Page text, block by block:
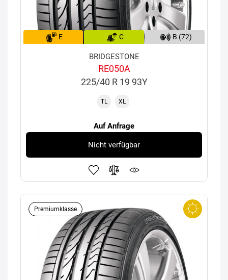
E C B (72)
BRIDGESTONE
RE050A
225/40 R 19 93Y
TL XL
Auf Anfrage
Nicht verfügbar
Premiumklasse